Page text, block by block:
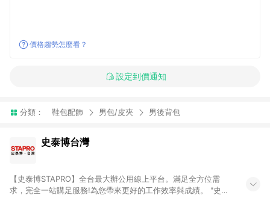
價格趨勢怎麼看？
設定到價通知
分類： 鞋包配飾 男包/皮夾 男後背包
史泰博台灣
【史泰博STAPRO】全台最大辦公用線上平台。滿足全方位需
求，完全一站購足服務!為您帶來更好的工作效率與成績。 "史泰